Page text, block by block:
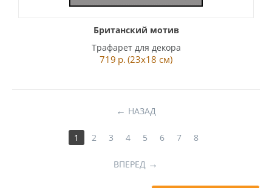
Британский мотив
Трафарет для декора
719 р. (23x18 см)
НАЗАД
1 2 3 4 5 6 7 8
ВПЕРЕД